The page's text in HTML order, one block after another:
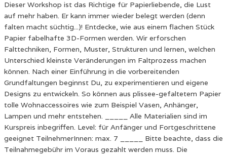
Dieser Workshop ist das Richtige für Papierliebende, die Lust
auf mehr haben. Er kann immer wieder belegt werden (denn
falten macht süchtig...)! Entdecke, wie aus einem flachen Stück
Papier fabelhafte 3D-Formen werden. Wir erforschen
Falttechniken, Formen, Muster, Strukturen und lernen, welchen
Unterschied kleinste Veränderungen im Faltprozess machen
können. Nach einer Einführung in die vorbereitenden
Grundfaltungen beginnst Du, zu experimentieren und eigene
Designs zu entwickeln. So können aus plissee-gefaltetem Papier
tolle Wohnaccessoires wie zum Beispiel Vasen, Anhänger,
Lampen und mehr entstehen. _____ Alle Materialien sind im
Kurspreis inbegriffen. Level: für Anfänger und Fortgeschrittene
geeignet TeilnehmerInnen: max. 7 _____ Bitte beachte, dass die
Teilnahmegebühr im Voraus gezahlt werden muss. Die